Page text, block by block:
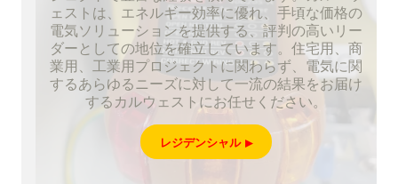
ェストは、エネルギー効率に優れ、手頃な価格の
電気ソリューションを提供する、評判の高いリー
ダーとしての地位を確立しています。住宅用、商
業用、工業用プロジェクトに関わらず、電気に関
するあらゆるニーズに対して一流の結果をお届け
するカルウェストにお任せください。
レジデンシャル